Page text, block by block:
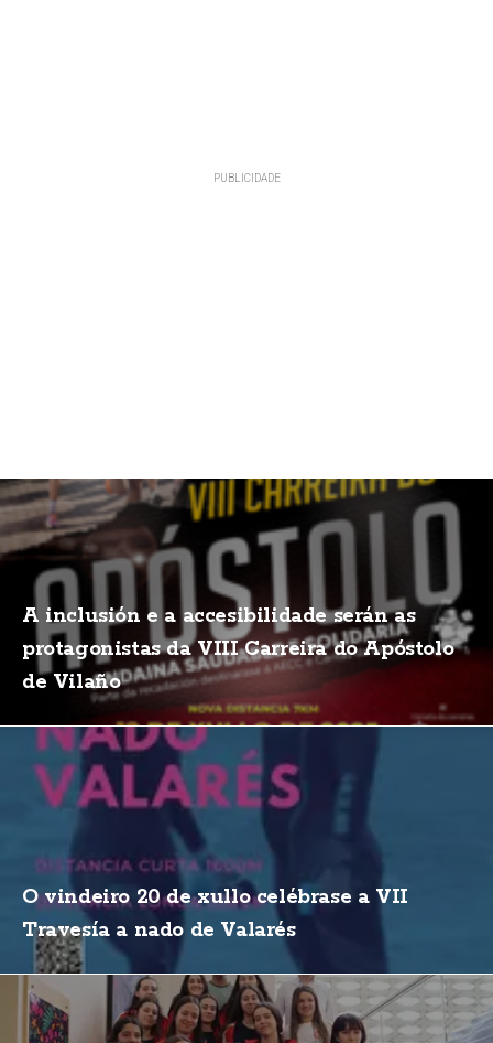
A inclusión e a accesibilidade serán as
protagonistas da VIII Carreira do Apóstolo
de Vilaño
O vindeiro 20 de xullo celébrase a VII
Travesía a nado de Valarés